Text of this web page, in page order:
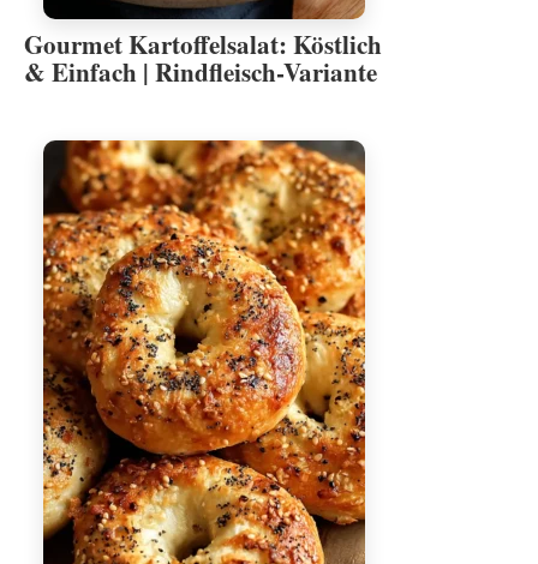
Gourmet Kartoffelsalat: Köstlich
& Einfach | Rindfleisch-Variante